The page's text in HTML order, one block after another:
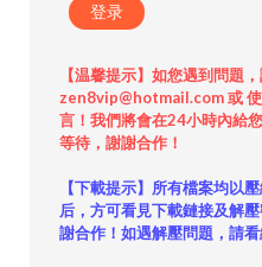
登录
【温馨提示】如您遇到問題
zen8vip@hotmail.com 或
言！我們將會在24小時內給
等待，謝謝合作！
【下載提示】所有檔案均以
后，方可看見下載鏈接及解
謝合作！如遇解壓問題，請看